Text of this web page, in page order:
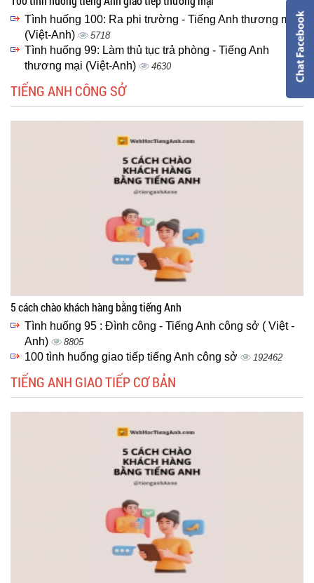
Tình huống 100: Ra phi trường - Tiếng Anh thương mại
(Việt-Anh)
5718
Tình huống 99: Làm thủ tục trả phòng - Tiếng Anh
thương mại (Việt-Anh)
4630
TIẾNG ANH CÔNG SỞ
5 cách chào khách hàng bằng tiếng Anh
Tình huống 95 : Đình công - Tiếng Anh công sở ( Việt -
Anh)
8805
100 tình huống giao tiếp tiếng Anh công sở 192462
TIẾNG ANH GIAO TIẾP CƠ BẢN